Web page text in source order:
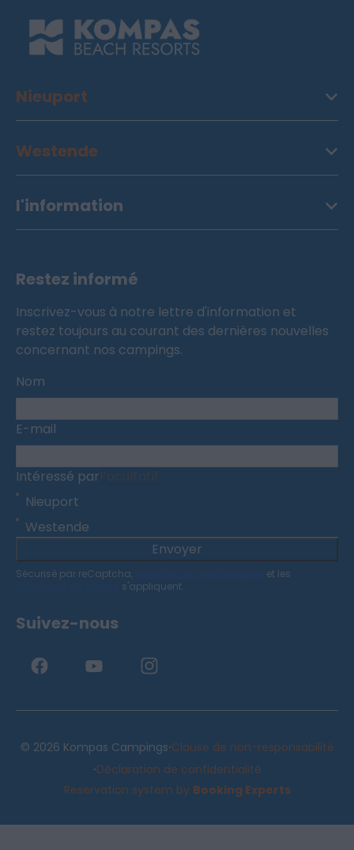
Nieuport
Westende
l'information
Restez informé
Inscrivez-vous à notre lettre d'information et
restez toujours au courant des dernières nouvelles
concernant nos campings.
Nom
E-mail
Intéressé par
Nieuport
Westende
Envoyer
Sécurisé par reCaptcha,
et les
s'appliquent.
Suivez-nous
© 2026 Kompas Campings·Clause de non-responsabilité
·Déclaration de confidentialité
Reservation system by Booking Experts